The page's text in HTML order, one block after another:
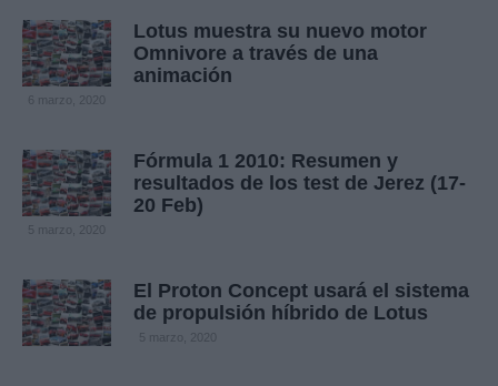
Lotus muestra su nuevo motor
Omnivore a través de una
animación
6 marzo, 2020
Fórmula 1 2010: Resumen y
resultados de los test de Jerez (17-
20 Feb)
5 marzo, 2020
El Proton Concept usará el sistema
de propulsión híbrido de Lotus
5 marzo, 2020